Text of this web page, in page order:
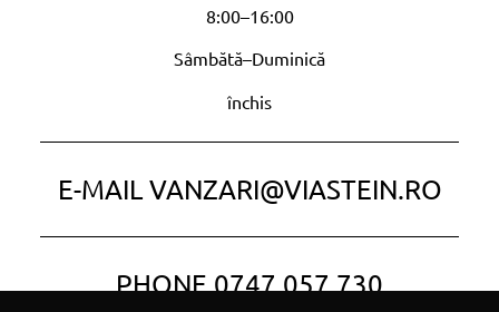
8:00–16:00
Sâmbătă–Duminică
închis
E-MAIL VANZARI@VIASTEIN.RO
PHONE0747 057 730